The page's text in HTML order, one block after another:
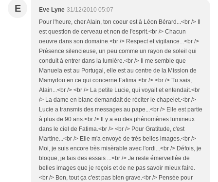
E Eve Lyne 31/12/2010 05:07
Pour l'heure, cher Alain, ton coeur est à Léon Bérard...<br /> Il
est question de cerveau et non de l'esprit.<br /> Chacun
oeuvre dans son domaine.<br /> Respect et vigilance...<br />
Présence silencieuse, un peu comme un rayon de soleil qui
conduit à entrer dans la lumière.<br /> Il me semble que
Manuela est au Portugal, elle est au centre de la Mission de
Mamydou en ce qui concerne Fatima.<br /> <br /> Tu sais,
Alain...<br /> <br /> La petite Lucie, qui voyait et entendait.<br
/> La dame en blanc demandait de réciter le chapelet.<br />
Lucie a transmis des messages au pape...<br /> Elle est partie
à plus de 90 ans.<br /> Il y a eu des phénomènes lumineux
dans le ciel de Fatima.<br /> <br /> Pour Gratitude, c'est
Martine...<br /> Elle m'a envoyé de très belles images.<br />
Moi, je suis encore très misèrable avec l'ordi...<br /> Défois, je
bloque, je fais des essais ...<br /> Je reste émerveillée de
belles images que je reçois et de ne pas savoir mieux faire.
<br /> Bon, tout ça c'est pas bien grave.<br /> Pensée pour